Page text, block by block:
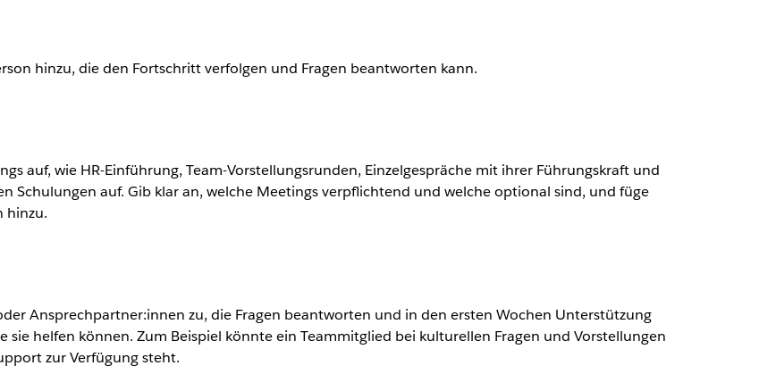
hinzu, die den Fortschritt verfolgen und Fragen beantworten kann.
auf, wie HR-Einführung, Team-Vorstellungsrunden, Einzelgespräche mit ihrer Führungskraft und
Schulungen auf. Gib klar an, welche Meetings verpflichtend und welche optional sind, und füge
hinzu.
Ansprechpartner:innen zu, die Fragen beantworten und in den ersten Wochen Unterstützung
helfen können. Zum Beispiel könnte ein Teammitglied bei kulturellen Fragen und Vorstellungen
zur Verfügung steht.